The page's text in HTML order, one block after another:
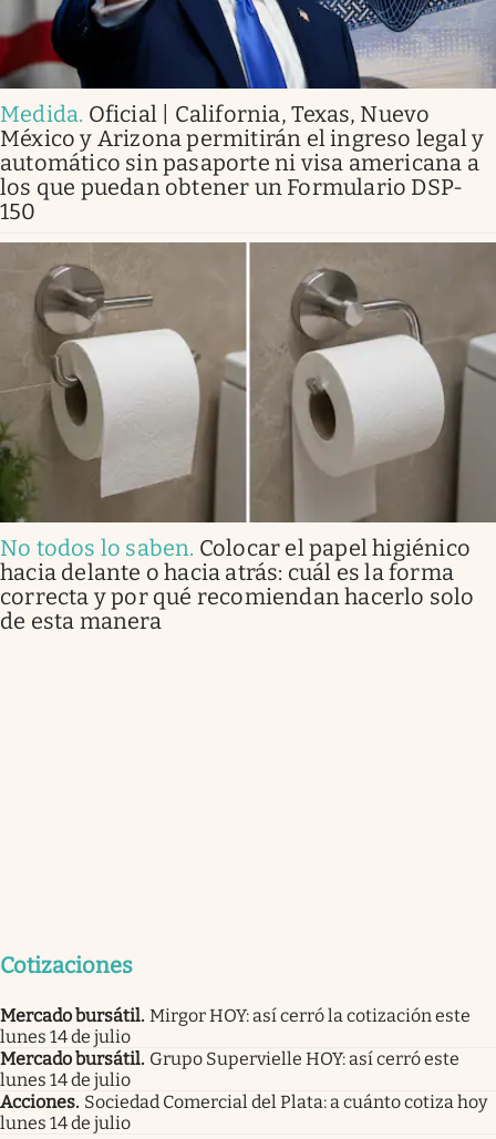
Medida. Oficial | California, Texas, Nuevo
México y Arizona permitirán el ingreso legal y
automático sin pasaporte ni visa americana a
los que puedan obtener un Formulario DSP-
150
No todos lo saben. Colocar el papel higiénico
hacia delante o hacia atrás: cuál es la forma
correcta y por qué recomiendan hacerlo solo
de esta manera
Cotizaciones
Mercado bursátil. Mirgor HOY: así cerró la cotización este
lunes 14 de julio
Mercado bursátil. Grupo Supervielle HOY: así cerró este
lunes 14 de julio
Acciones. Sociedad Comercial del Plata: a cuánto cotiza hoy
lunes 14 de julio